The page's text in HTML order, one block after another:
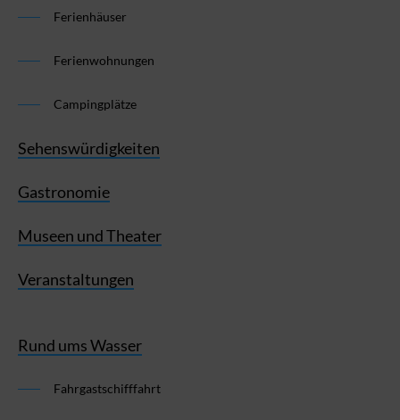
Ferienhäuser
Ferienwohnungen
Campingplätze
Sehenswürdigkeiten
Gastronomie
Museen und Theater
Veranstaltungen
Rund ums Wasser
Fahrgastschifffahrt